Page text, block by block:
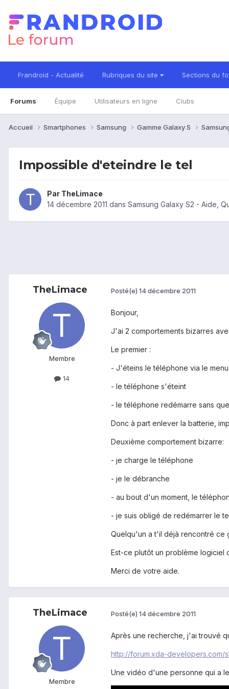
Frandroid - Actualité Rubriques du site Sections du
Forums Équipe Utilisateurs en ligne Clubs
Accueil Smartphones Samsung Gamme Galaxy S
Impossible d'eteindre le tel
Par TheLimace
14 décembre 2011 dans Samsung Galaxy S2 - Aide,
TheLimace
Membre
14
Posté(e) 14 décembre 2011
Bonjour,
J'ai 2 comportements bizarres
Le premier :
- J'éteins le téléphone via le
- le téléphone s'éteint
- le téléphone redémarre sans
Donc à part enlever la batterie,
Deuxième comportement bizarre:
- je charge le téléphone
- je le débranche
- au bout d'un moment, le
- je suis obligé de redémarrer le
Quelqu'un a t'il déjà rencontré ce
Est-ce plutôt un problème logiciel
Merci de votre aide.
TheLimace
Membre
Posté(e) 14 décembre 2011
Après une recherche, j'ai trouvé
http://forum.xda-developers.com/
Une vidéo d'une personne qui a